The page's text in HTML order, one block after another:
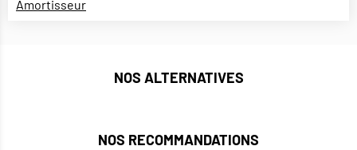
Amortisseur
NOS ALTERNATIVES
NOS RECOMMANDATIONS